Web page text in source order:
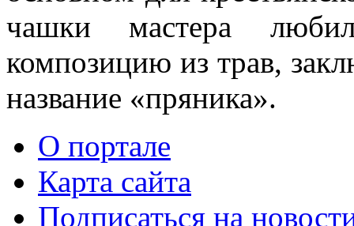
чашки мастера
композицию из трав,
название «пряника».
О портале
Карта сайта
Подписаться на